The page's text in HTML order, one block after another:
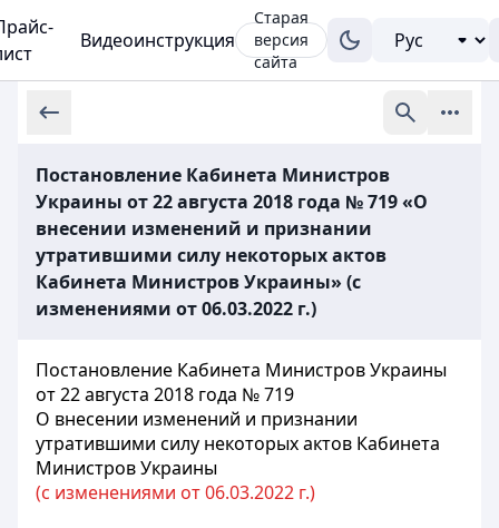
Видеоинструкция
Старая
версия
сайта
Постановление Кабинета Министров
Украины от 22 августа 2018 года № 719 «О
внесении изменений и признании
утратившими силу некоторых актов
Кабинета Министров Украины» (с
изменениями от 06.03.2022 г.)
Постановление Кабинета Министров Украины
от 22 августа 2018 года № 719
О внесении изменений и признании
утратившими силу некоторых актов Кабинета
Министров Украины
(с изменениями от 06.03.2022 г.)